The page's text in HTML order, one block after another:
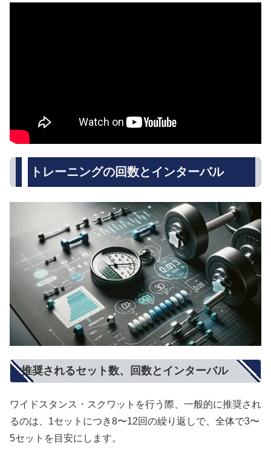
トレーニングの回数とインターバル
推奨されるセット数、回数とインターバル
ワイドスタンス・スクワットを行う際、一般的に推奨され
るのは、1セットにつき8〜12回の繰り返しで、全体で3〜
5セットを目安にします。